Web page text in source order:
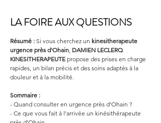
LA FOIRE AUX QUESTIONS
Résumé : Si vous cherchez un kinesitherapeute
urgence près d'Ohain, DAMIEN LECLERQ
KINESITHERAPEUTE propose des prises en charge
rapides, un bilan précis et des soins adaptés à la
douleur et à la mobilité.
Sommaire :
- Quand consulter en urgence près d’Ohain ?
- Ce que vous fait à l’arrivée un kinésithérapeute